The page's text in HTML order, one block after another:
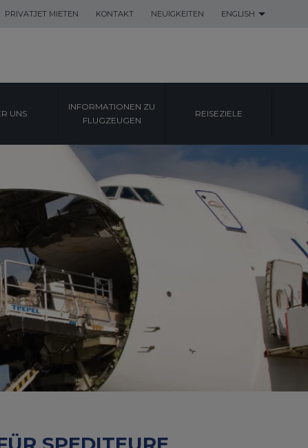
PRIVATJET MIETEN KONTAKT NEUIGKEITEN ENGLISH
UNS
INFORMATIONEN ZU
FLUGZEUGEN
REISEZIELE